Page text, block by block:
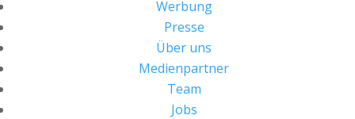
Werbung
Presse
Über uns
Medienpartner
Team
Jobs